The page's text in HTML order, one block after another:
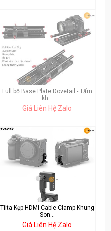
Full bộ Base Plate Dovetail - Tấm
kh...
Giá Liên Hệ Zalo
Tilta Kẹp HDMI Cable Clamp Khung
Son...
Giá Liên Hệ Zalo